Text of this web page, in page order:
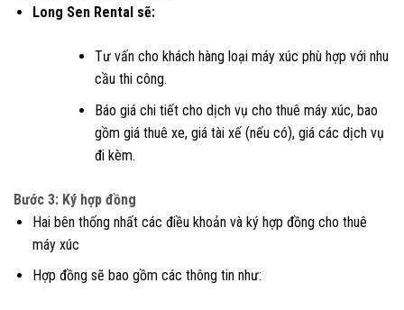
Long Sen Rental sẽ:
Tư vấn cho khách hàng loại máy xúc phù hợp với nhu
cầu thi công.
Báo giá chi tiết cho dịch vụ cho thuê máy xúc, bao
gồm giá thuê xe, giá tài xế (nếu có), giá các dịch vụ
đi kèm.
Bước 3: Ký hợp đồng
Hai bên thống nhất các điều khoản và ký hợp đồng cho thuê
máy xúc
Hợp đồng sẽ bao gồm các thông tin như: